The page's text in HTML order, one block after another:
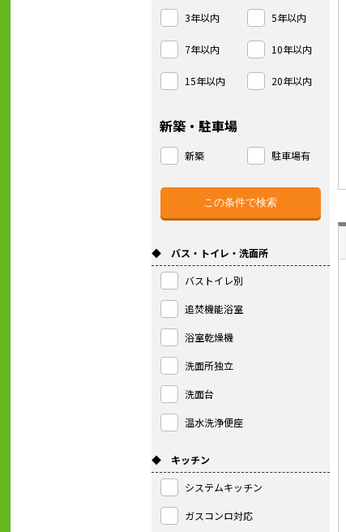
3年以内 5年以内
7年以内 10年以内
15年以内 20年以内
新築・駐車場
新築 駐車場有
◆ バス・トイレ・洗面所
バストイレ別
追焚機能浴室
浴室乾燥機
洗面所独立
洗面台
温水洗浄便座
◆ キッチン
システムキッチン
ガスコンロ対応